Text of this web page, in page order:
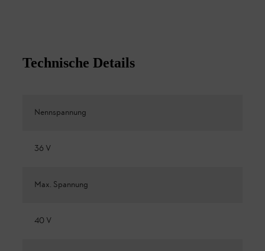
Technische Details
Nennspannung
36 V
Max. Spannung
40 V